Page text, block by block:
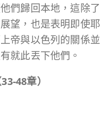
們歸回本地，這除了
望，也是表明即使耶
帝與以色列的關係並
就此丟下他們。
33-48章）